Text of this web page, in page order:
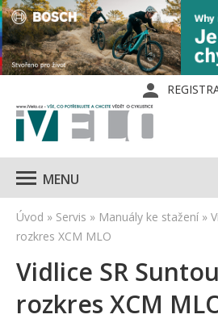
MENU
Úvod » Servis » Manuály ke stažení »
rozkres XCM MLO
Vidlice SR
rozkres XCM